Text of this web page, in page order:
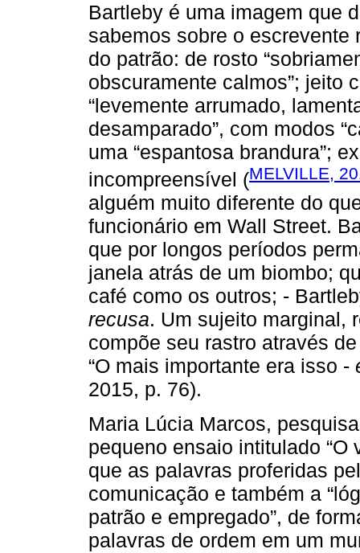
Bartleby é uma imagem que
sabemos sobre o
do patrão: de rosto
obscuramente calmos”; jeito
“levemente arrumado,
desamparado”, com modos
uma “espantosa brandura”;
incompreensível (MELVILLE,
alguém muito diferente do
funcionário em Wall Street.
que por longos períodos
janela atrás de um biombo;
café como os outros; -
recusa. Um sujeito marginal,
compõe seu rastro através
“O mais importante era isso -
2015, p. 76).
Maria Lúcia Marcos,
pequeno ensaio intitulado “O
que as palavras proferidas
comunicação e também a
patrão e empregado”, de
palavras de ordem em um